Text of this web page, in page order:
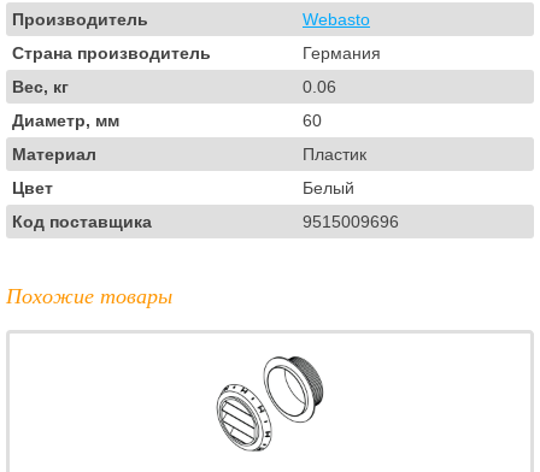
Производитель
Webasto
Страна производитель
Германия
Вес, кг
0.06
Диаметр, мм
60
Материал
Пластик
Цвет
Белый
Код поставщика
9515009696
Похожие товары